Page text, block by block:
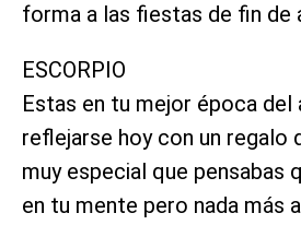
forma a las fiestas de fin de
ESCORPIO
Estas en tu mejor época del
reflejarse hoy con un regalo
muy especial que pensabas
en tu mente pero nada más